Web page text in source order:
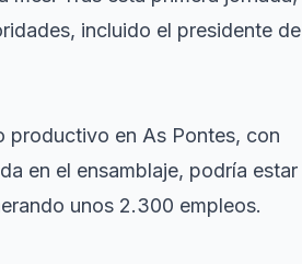
incluido el presidente de
productivo en As Pontes, con
en el ensamblaje, podría estar
unos 2.300 empleos.